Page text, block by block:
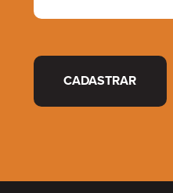
CADASTRAR